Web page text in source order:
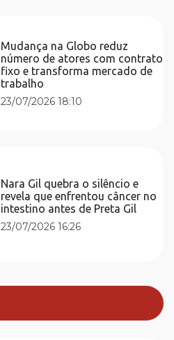
Mudança na Globo reduz
número de atores com contrato
fixo e transforma mercado de
trabalho
23/07/2026 18:10
Nara Gil quebra o silêncio e
revela que enfrentou câncer no
intestino antes de Preta Gil
23/07/2026 16:26